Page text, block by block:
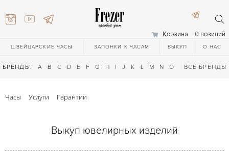
Корзина 0 позиций
ШВЕЙЦАРСКИЕ ЧАСЫ ЗАПОНКИ К ЧАСАМ ВЫКУП О НАС
БРЕНДЫ: A B C D E F G H I J K L M N O Q R S T
ВСЕ БРЕНДЫ
Часы Услуги Гарантии
Выкуп ювелирных изделий